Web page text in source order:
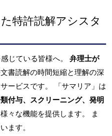
特許読解アシスタ
感じている皆様へ。 弁理士が
書読解の時間短縮と理解の深
ービスです。 「サマリア」は
付与、スクリーニング、発明
々な機能を提供します。 ま
ます。